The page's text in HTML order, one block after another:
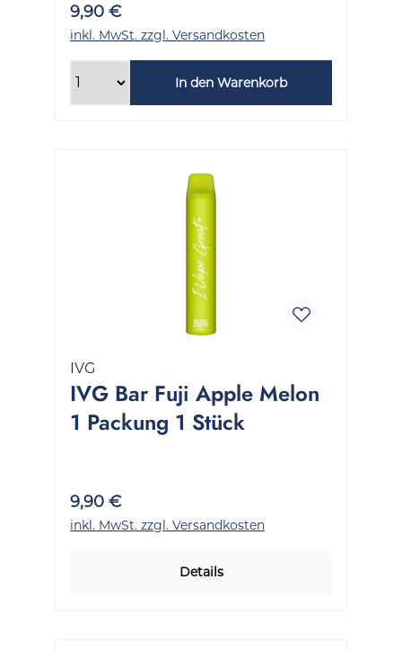
9,90 €
inkl. MwSt. zzgl. Versandkosten
In den Warenkorb
IVG
IVG Bar Fuji Apple Melon
1 Packung 1 Stück
9,90 €
inkl. MwSt. zzgl. Versandkosten
Details